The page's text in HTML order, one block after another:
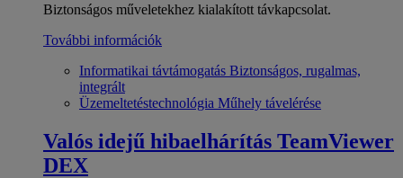
Biztonságos műveletekhez kialakított távkapcsolat.
További információk
Informatikai távtámogatás Biztonságos, rugalmas,
integrált
Üzemeltetéstechnológia Műhely távelérése
Valós idejű hibaelhárítás TeamViewer
DEX